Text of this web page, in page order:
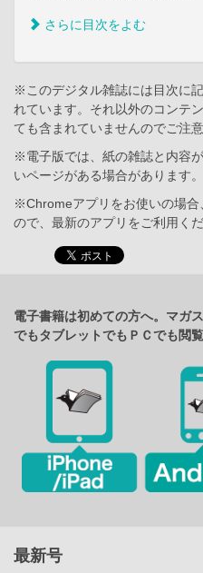
さらに目次をよむ
※このデジタル雑誌には目次に
れています。それ以外のコンテ
ても含まれていませんのでご注意
※電子版では、紙の雑誌と内容
いページがある場合があります。
※Chromeアプリをお使いの場合
ので、最新のアプリをご利用くだ
電子書籍は初めての方へ。マガ
でもタブレットでもＰＣでも閲覧
最新号